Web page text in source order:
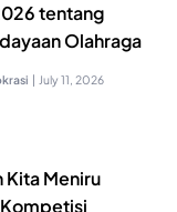
tentang
Olahraga
| July 11, 2026
Kita Meniru